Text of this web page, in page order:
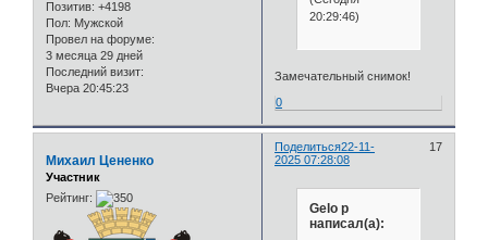
Позитив: +4198
Пол: Мужской
Провел на форуме:
3 месяца 29 дней
Последний визит:
Вчера 20:45:23
20:29:46)
Замечательный снимок!
0
Поделиться 17
22-11-
2025 07:28:08
Михаил Цененко
Участник
Рейтинг:
Gelo p
написал(а):